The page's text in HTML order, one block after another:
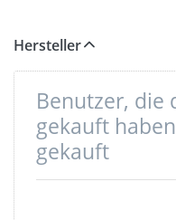
Hersteller
Benutzer, die
gekauft
gekauft